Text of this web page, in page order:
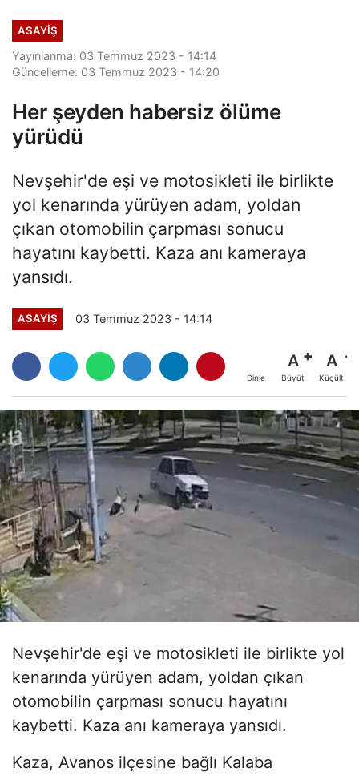
ASAYİŞ
Yayınlanma: 03 Temmuz 2023 - 14:14
Güncelleme: 03 Temmuz 2023 - 14:20
Her şeyden habersiz ölüme
yürüdü
Nevşehir'de eşi ve motosikleti ile birlikte
yol kenarında yürüyen adam, yoldan
çıkan otomobilin çarpması sonucu
hayatını kaybetti. Kaza anı kameraya
yansıdı.
ASAYİŞ 03 Temmuz 2023 - 14:14
Dinle
A
Büyüt
A
Küçült
Nevşehir'de eşi ve motosikleti ile birlikte yol
kenarında yürüyen adam, yoldan çıkan
otomobilin çarpması sonucu hayatını
kaybetti. Kaza anı kameraya yansıdı.
Kaza, Avanos ilçesine bağlı Kalaba